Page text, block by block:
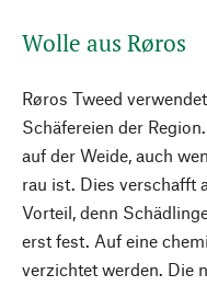
Wolle aus Røros
Røros Tweed
Schäfereien der
auf der Weide, auch
rau ist. Dies verschafft
Vorteil, denn
erst fest. Auf eine
verzichtet werden. Die